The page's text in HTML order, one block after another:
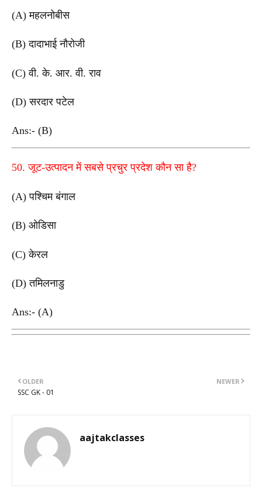
(A) महलनोबीस
(B) दादाभाई नौरोजी
(C) वी. के. आर. वी. राव
(D) सरदार पटेल
Ans:- (B)
50. जूट-उत्पादन में सबसे प्रचुर प्रदेश कौन सा है?
(A) पश्चिम बंगाल
(B) ओडिसा
(C) केरल
(D) तमिलनाडु
Ans:- (A)
NEWER
OLDER
SSC GK - 01
aajtakclasses